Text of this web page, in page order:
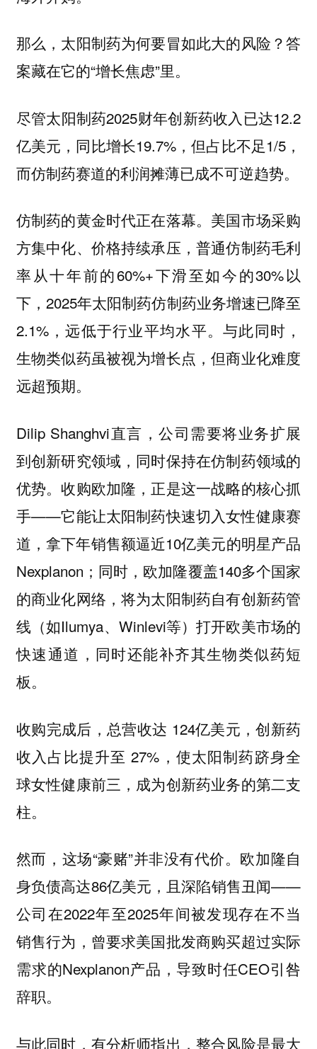
那么，太阳制药为何要冒如此大的风险？答
案藏在它的“增长焦虑”里。
尽管太阳制药2025财年创新药收入已达12.2
亿美元，同比增长19.7%，但占比不足1/5，
而仿制药赛道的利润摊薄已成不可逆趋势。
仿制药的黄金时代正在落幕。美国市场采购
方集中化、价格持续承压，普通仿制药毛利
率从十年前的60%+下滑至如今的30%以
下，2025年太阳制药仿制药业务增速已降至
2.1%，远低于行业平均水平。与此同时，
生物类似药虽被视为增长点，但商业化难度
远超预期。
Dilip Shanghvi直言，公司需要将业务扩展
到创新研究领域，同时保持在仿制药领域的
优势。收购欧加隆，正是这一战略的核心抓
手——它能让太阳制药快速切入女性健康赛
道，拿下年销售额逼近10亿美元的明星产品
Nexplanon；同时，欧加隆覆盖140多个国家
的商业化网络，将为太阳制药自有创新药管
线（如Ilumya、Winlevi等）打开欧美市场的
快速通道，同时还能补齐其生物类似药短
板。
收购完成后，总营收达 124亿美元，创新药
收入占比提升至 27%，使太阳制药跻身全
球女性健康前三，成为创新药业务的第二支
柱。
然而，这场“豪赌”并非没有代价。欧加隆自
身负债高达86亿美元，且深陷销售丑闻——
公司在2022年至2025年间被发现存在不当
销售行为，曾要求美国批发商购买超过实际
需求的Nexplanon产品，导致时任CEO引咎
辞职。
与此同时，有分析师指出，整合风险是最大